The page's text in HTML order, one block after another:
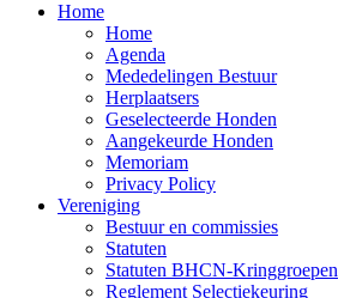
Home
Home
Agenda
Mededelingen Bestuur
Herplaatsers
Geselecteerde Honden
Aangekeurde Honden
Memoriam
Privacy Policy
Vereniging
Bestuur en commissies
Statuten
Statuten BHCN-Kringgroepen
Reglement Selectiekeuring